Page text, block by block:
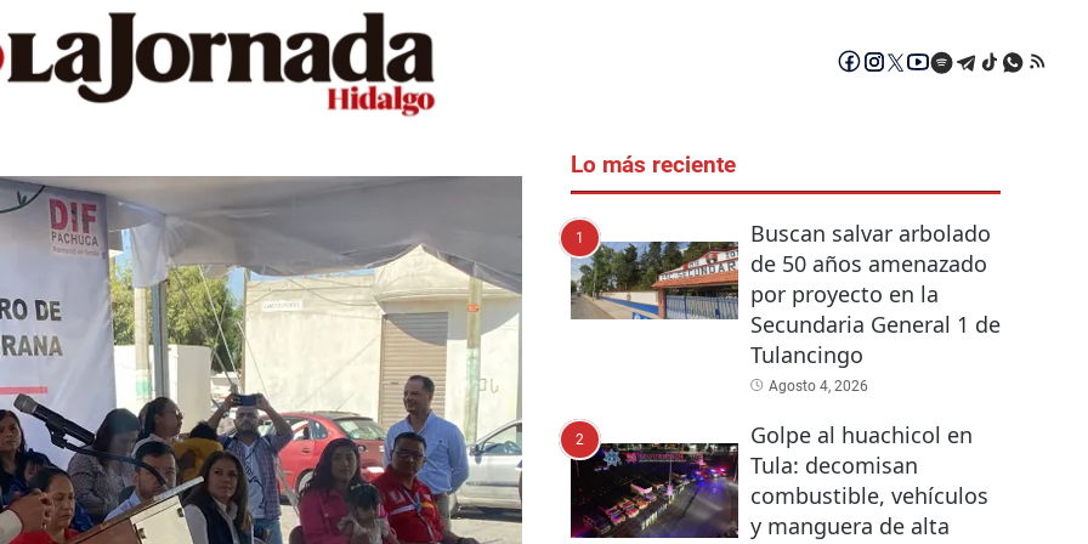
Lo más reciente
1
Buscan salvar arbolado
de 50 años amenazado
por proyecto en la
Secundaria General 1 de
Tulancingo
Agosto 4, 2026
2
Golpe al huachicol en
Tula: decomisan
combustible, vehículos
y manguera de alta